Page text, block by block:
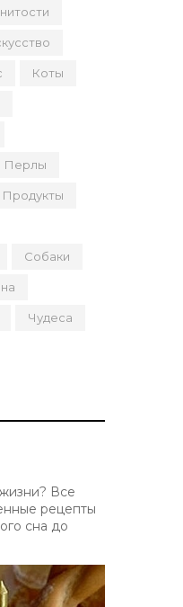
Коты
Перлы
Продукты
Собаки
Чудеса
Все
рецепты
сна до